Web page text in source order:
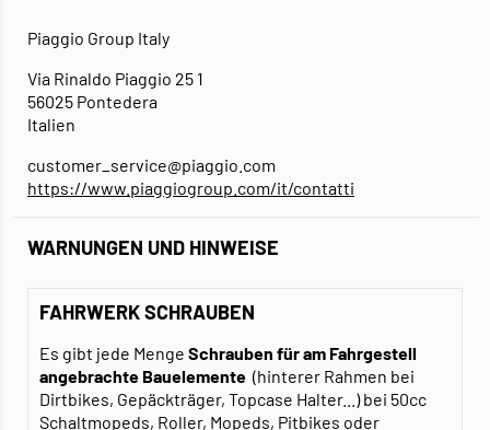
Piaggio Group Italy
Via Rinaldo Piaggio 25 1
56025 Pontedera
Italien
customer_service@piaggio.com
https://www.piaggiogroup.com/it/contatti
WARNUNGEN UND HINWEISE
FAHRWERK SCHRAUBEN
Es gibt jede Menge Schrauben für am Fahrgestell
angebrachte Bauelemente (hinterer Rahmen bei
Dirtbikes, Gepäckträger, Topcase Halter...) bei 50cc
Schaltmopeds, Roller, Mopeds, Pitbikes oder